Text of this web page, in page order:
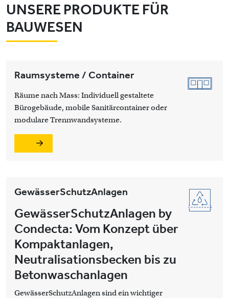
UNSERE PRODUKTE FÜR
BAUWESEN
Raumsysteme / Container
Räume nach Mass: Individuell gestaltete
Bürogebäude, mobile Sanitärcontainer oder
modulare Trennwandsysteme.
GewässerSchutzAnlagen
GewässerSchutzAnlagen by
Condecta: Vom Konzept über
Kompaktanlagen,
Neutralisationsbecken bis zu
Betonwaschanlagen
GewässerSchutzAnlagen sind ein wichtiger